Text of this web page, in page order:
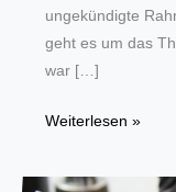
ungekündigte
geht es um das
war […]
Bauwirtschaft:
ohne
Weiterlesen »